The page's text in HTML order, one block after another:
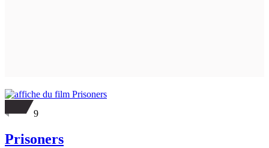
9
Prisoners